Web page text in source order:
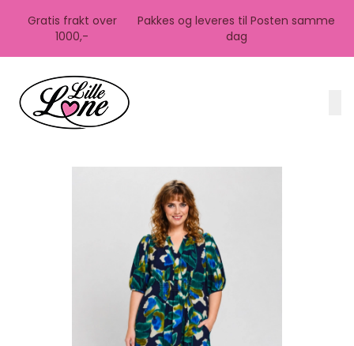
Gratis frakt over
1000,-
Pakkes og leveres til Posten samme
dag